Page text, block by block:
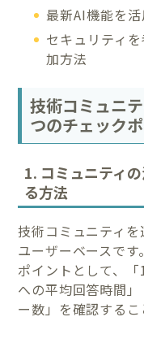
最新AI機能を
セキュリティ
加方法
技術コミュニ
つのチェック
1. コミュニティ
る方法
技術コミュニティ
ユーザーベースで
ポイントとして、
への平均回答時間
ー数」を確認するこ